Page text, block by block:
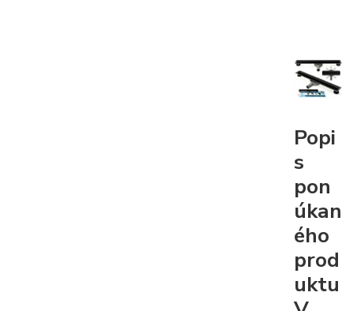
Popi
s
pon
úkan
ého
prod
uktu